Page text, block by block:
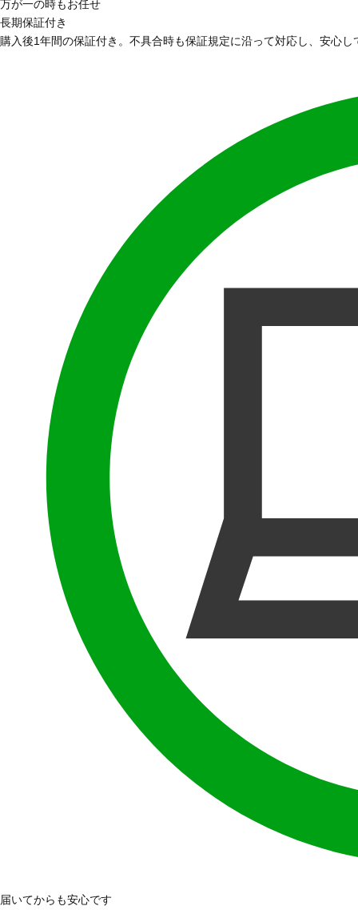
万が一の時もお任せ
長期保証付き
購入後1年間の保証付き。不具合時も保証規定に沿って対応し、安心
届いてからも安心です